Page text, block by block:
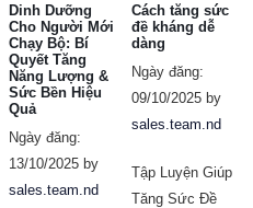
Dinh Dưỡng
Cho Người Mới
Chạy Bộ: Bí
Quyết Tăng
Năng Lượng &
Sức Bền Hiệu
Quả
Ngày đăng:
13/10/2025 by
sales.team.nd
Cách tăng sức
đề kháng dễ
dàng
Ngày đăng:
09/10/2025 by
sales.team.nd
Tập Luyện Giúp
Tăng Sức Đề